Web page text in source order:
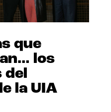
que
los
del
la UIA